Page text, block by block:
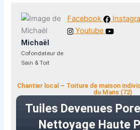
Michaël
Cofondateur de
Sain & Toit
Facebook
Youtube
Chantier local – Toiture de maison
du Mans (72)
Tuiles Devenues
Nettoyage Haute